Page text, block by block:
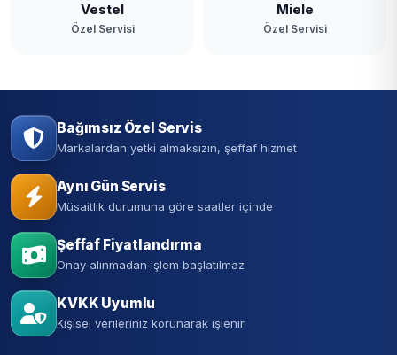
Vestel
Özel Servisi
Miele
Özel Servisi
Bağımsız Özel Servis
Markalardan yetki almaksızın, şeffaf hizmet
Aynı Gün Servis
Müsaitlik durumuna göre saatler içinde
Şeffaf Fiyatlandırma
Onay alınmadan işlem başlatılmaz
KVKK Uyumlu
Kişisel verileriniz korunarak işlenir